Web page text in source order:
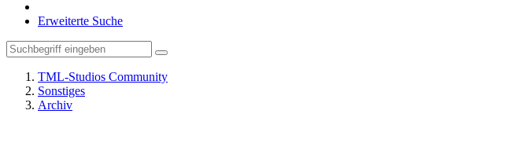
Erweiterte Suche
TML-Studios Community
Sonstiges
Archiv